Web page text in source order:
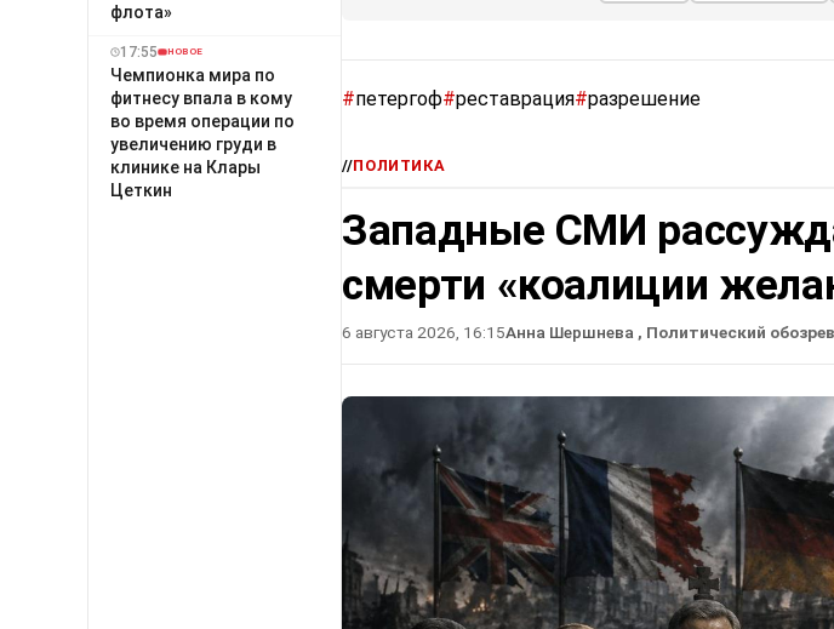
флота»
17:55 НОВОЕ
Чемпионка мира по
фитнесу впала в кому
во время операции по
увеличению груди в
клинике на Клары
Цеткин
#петергоф#реставрация#разрешение
//ПОЛИТИКА
Западные СМИ
смерти «коалиции
6 августа 2026, 16:15Анна Шершнева , Политический